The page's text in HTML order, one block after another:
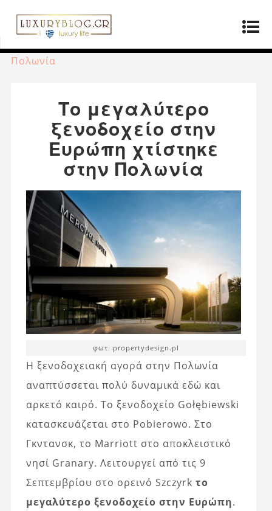
Αρχική σελίδα»Προϊόντα
ξενοδοχείο στην Ευρώπη χτίστηκε στην
Πολωνία
Το μεγαλύτερο
ξενοδοχείο στην
Ευρώπη χτίστηκε
στην Πολωνία
φωτ. propertydesign.pl
Η ξενοδοχειακή αγορά στην Πολωνία
αναπτύσσεται πολύ δυναμικά εδώ και
αρκετό καιρό. Το ξενοδοχείο Gołębiewski
κατασκευάζεται στο Pobierowo. Στο
Γκντανσκ, το Marriott στο αποκλειστικό
νησί Granary. Λειτουργεί από τις 9
Σεπτεμβρίου στο ορεινό Szczyrk το
μεγαλύτερο ξενοδοχείο στην Ευρώπη.